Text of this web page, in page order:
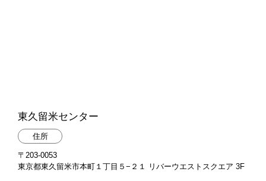
東久留米センター
住所
〒203-0053
東京都東久留米市本町１丁目５−２１ リバーウエストスクエア 3F